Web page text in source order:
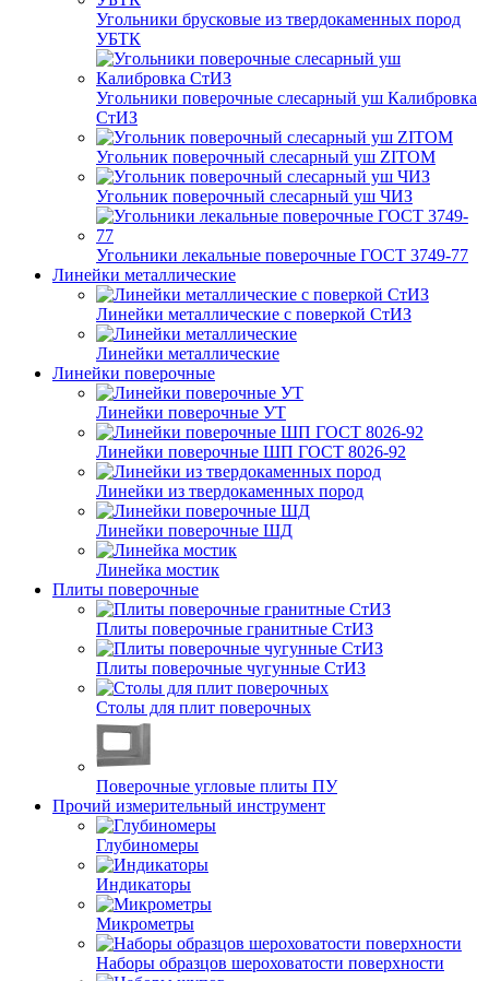
Угольники брусковые из твердокаменных пород
УБТК
Угольники поверочные слесарный уш Калибровка
СтИЗ
Угольник поверочный слесарный уш ZITOM
Угольник поверочный слесарный уш ЧИЗ
Угольники лекальные поверочные ГОСТ 3749-77
Линейки металлические
Линейки металлические с поверкой СтИЗ
Линейки металлические
Линейки поверочные
Линейки поверочные УТ
Линейки поверочные ШП ГОСТ 8026-92
Линейки из твердокаменных пород
Линейки поверочные ШД
Линейка мостик
Плиты поверочные
Плиты поверочные гранитные СтИЗ
Плиты поверочные чугунные СтИЗ
Столы для плит поверочных
Поверочные угловые плиты ПУ
Прочий измерительный инструмент
Глубиномеры
Индикаторы
Микрометры
Наборы образцов шероховатости поверхности